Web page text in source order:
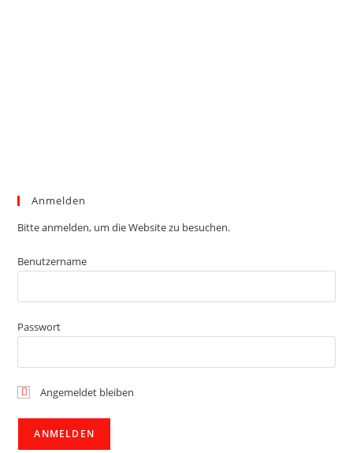
Anmelden
Bitte anmelden, um die Website zu besuchen.
Benutzername
Passwort
Angemeldet bleiben